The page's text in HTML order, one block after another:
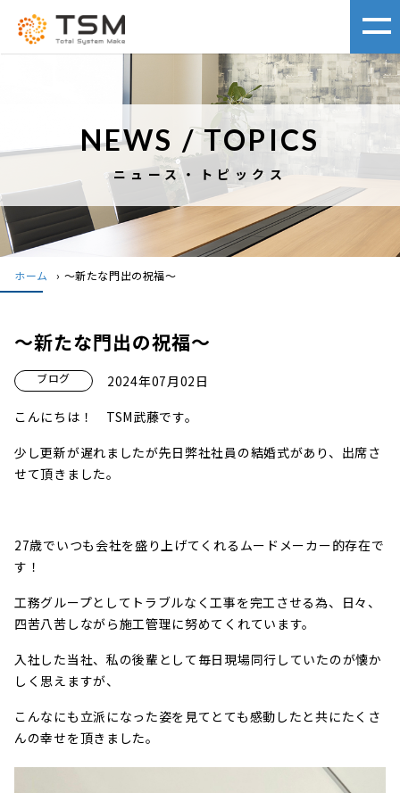
NEWS / TOPICS
ニュース・トピックス
ホーム › ～新たな門出の祝福～
～新たな門出の祝福～
ブログ
2024年07月02日
こんにちは！ TSM武藤です。
少し更新が遅れましたが先日弊社社員の結婚式があり、出席さ
せて頂きました。
27歳でいつも会社を盛り上げてくれるムードメーカー的存在で
す！
工務グループとしてトラブルなく工事を完工させる為、日々、
四苦八苦しながら施工管理に努めてくれています。
入社した当社、私の後輩として毎日現場同行していたのが懐か
しく思えますが、
こんなにも立派になった姿を見てとても感動したと共にたくさ
んの幸せを頂きました。